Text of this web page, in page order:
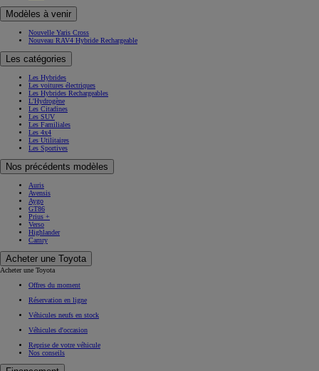
Modèles à venir
Nouvelle Yaris Cross
Nouveau RAV4 Hybride Rechargeable
Les catégories
Les Hybrides
Les voitures électriques
Les Hybrides Rechargeables
L'Hydrogène
Les Citadines
Les SUV
Les Familiales
Les 4x4
Les Utilitaires
Les Sportives
Nos précédents modèles
Auris
Avensis
Aygo
GT86
Prius +
Verso
Highlander
Camry
Acheter une Toyota
Acheter une Toyota
Offres du moment
Réservation en ligne
Véhicules neufs en stock
Véhicules d'occasion
Reprise de votre véhicule
Nos conseils